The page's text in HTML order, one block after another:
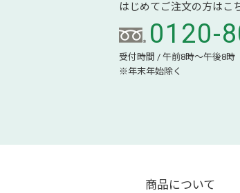
はじめてご注文の方はこ
0120-
受付時間 / 午前8時～午後8時
※年末年始除く
商品について